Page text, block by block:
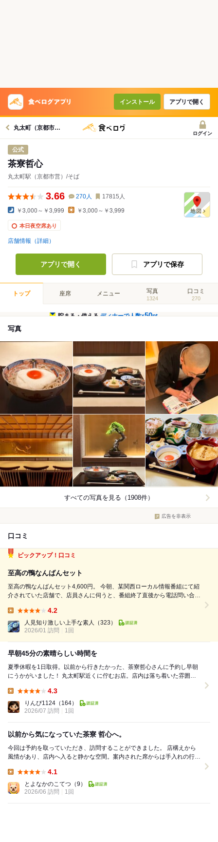
インストール アプリで開く
丸太町（京都市営）駅グルメへ
ログイン
公式
茶寮哲心
丸太町駅（京都市営）/そば
3.66 270人 17815 人
￥3,000～￥3,999 ￥3,000～￥3,999
本日夜空席あり
店舗情報（詳細）
アプリで開く アプリで保存
トップ 座席 メニュー 写真
1324
口コミ
270
貯まる・使えるディナーで人数×50pt
写真
すべての写真を見る（1908件）
広告を非表示
口コミ
ピックアップ！口コミ
至高の鴨なんばんセット
至高の鴨なんばんセット4,600円。 今朝、某関西ローカル情報番組にて紹
介されていた店舗で、店員さんに伺うと、番組終了直後から電話問い合わ
用不可を知る。 北京ダックを品種改良したあいち鴨を使用されている鴨
なんばん。 ...
4.2
人見知り激しい上手な素人
（323）
2026/01 訪問
1回
早朝45分の素晴らしい時間を
夏季休暇を1日取得。以前から行きたかった、茶寮哲心さんに予約し早朝
にうかがいました！ 丸太町駅近くに佇むお店。店内は落ち着いた雰囲気
4.3
りんぴ1124 （164）
2026/07 訪問
1回
以前から気になっていた茶寮 哲心へ。
今回は予約を取っていただき、訪問することができました。 店構えから
風情があり、店内へ入ると静かな空間。案内された席からは手入れの行き
4.1
とよなかのこてつ （9）
2026/06 訪問
1回